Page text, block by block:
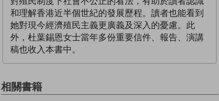
和理解香港近半個世紀的發展歷程。讀者也能看到
她對現今經濟殖民主義更廣義及深入的憂慮。此
外，杜葉錫恩女士當年多份重要信件、報告、演講
稿也收入本書中。
相關書籍